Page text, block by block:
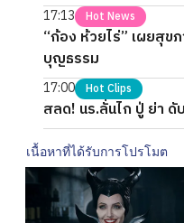
17:13 Hot News
“ก้อง ห้วยไร่” เผยสุ
บุญธรรม
17:00 Hot Clips
สลด! นร.ลั่นไก ปู่ ย่า ดั